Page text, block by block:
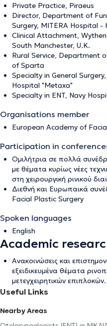
Private Practice, Piraeus
Director, Department of
Surgery, MITERA Hospital -
Clinical Attachment,
South Manchester, U.K.
Rural Service, Department
of Sparta
Specialty in General
Hospital "Metaxa"
Specialty in ENT, Navy
Organisations member
European Academy of
Participation in
Ομιλήτρια σε πολλά
με θέματα κυρίως νέες
στη χειρουργική ρινικού
Διεθνή και Ευρωπαικά
Facial Plastic Surgery
Spoken languages
English
Academic
Ανακοινώσεις και
εξειδικευμένα θέματα
μετεγχειρητικών επιπλοκών.
Useful Links
Nearby Areas